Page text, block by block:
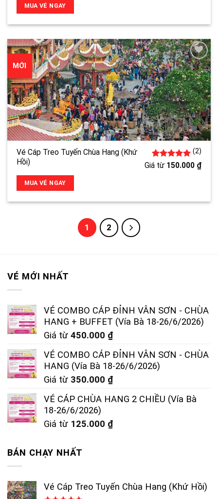
MUA VÉ NGAY
MỚI
Vé Cáp Treo Tuyến Chùa Hang (Khứ
Hồi)
5.00trên 5
2
(2)
Giá từ 150.000 ₫
MUA VÉ NGAY
1 2
VÉ MỚI NHẤT
VÉ COMBO CÁP ĐỈNH VÂN SƠN - CHÙA
HANG + BUFFET (Vía Bà 18-26/6/2026)
Giá từ 450.000 ₫
VÉ COMBO CÁP ĐỈNH VÂN SƠN - CHÙA
HANG (Vía Bà 18-26/6/2026)
Giá từ 350.000 ₫
VÉ CÁP CHÙA HANG 2 CHIỀU (Vía Bà
18-26/6/2026)
Giá từ 125.000 ₫
BÁN CHẠY NHẤT
Vé Cáp Treo Tuyến Chùa Hang (Khứ Hồi)